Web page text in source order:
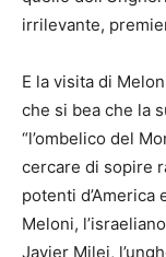
irrilevante,
E la visita di
che si bea che la
“l’ombelico del
cercare di sopire
potenti d’America
Meloni,
Javier Milei,